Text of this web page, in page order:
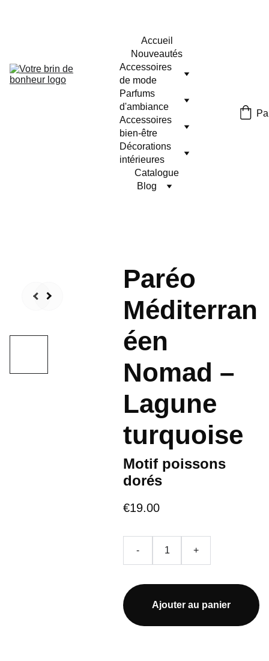
Accueil
Nouveautés
Accessoires
de mode
Parfums
d'ambiance
Accessoires
bien-être
Décorations
intérieures
Catalogue
Blog
Paréo
Méditerran
éen
Nomad –
Lagune
turquoise
Motif poissons
dorés
€19.00
- +
Ajouter au panier